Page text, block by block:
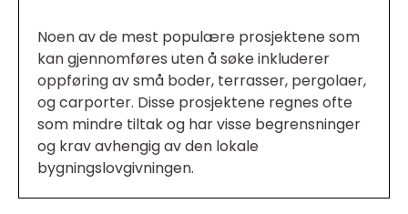
Noen av de mest populære prosjektene som
kan gjennomføres uten å søke inkluderer
oppføring av små boder, terrasser, pergolaer,
og carporter. Disse prosjektene regnes ofte
som mindre tiltak og har visse begrensninger
og krav avhengig av den lokale
bygningslovgivningen.